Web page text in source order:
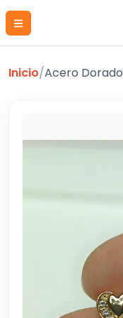
Inicio/Acero Dorado